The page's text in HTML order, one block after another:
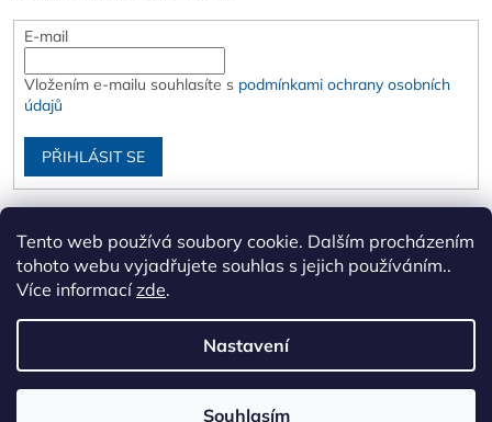
Tento web používá soubory cookie. Dalším procházením
tohoto webu vyjadřujete souhlas s jejich používáním..
Více informacízde.
Nastavení
Souhlasím
E-mail
Vložením e-mailu souhlasíte s podmínkami ochrany osobních
údajů
PŘIHLÁSIT SE
Vytvořil Shoptet
XIP s.r.o.. Všechna práva vyhrazena.